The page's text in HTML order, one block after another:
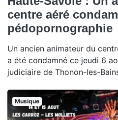
centre aéré
pédopornographie
Un ancien animateur du
a été condamné ce jeudi 6
judiciaire de Thonon-les-
Musique